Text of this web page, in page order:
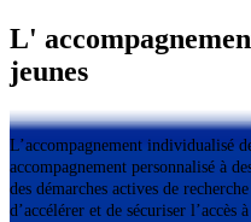
L'
jeunes
L’accompagnement individualisé
accompagnement personnalisé à
des démarches actives de
d’accélérer et de sécuriser